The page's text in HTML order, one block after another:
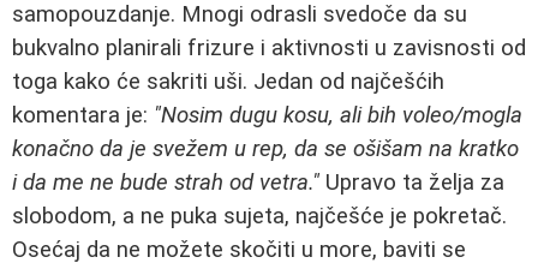
samopouzdanje. Mnogi odrasli svedoče da su
bukvalno planirali frizure i aktivnosti u zavisnosti od
toga kako će sakriti uši. Jedan od najčešćih
komentara je: "Nosim dugu kosu, ali bih voleo/mogla
konačno da je svežem u rep, da se ošišam na kratko
i da me ne bude strah od vetra." Upravo ta želja za
slobodom, a ne puka sujeta, najčešće je pokretač.
Osećaj da ne možete skočiti u more, baviti se